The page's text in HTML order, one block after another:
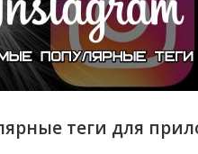
теги для